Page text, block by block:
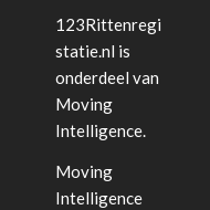
123Rittenregi
statie.nl is
onderdeel van
Moving
Intelligence.
Moving
Intelligence